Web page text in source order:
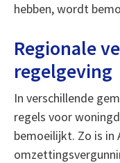
hebben, wordt
Regionale
regelgeving
In verschillende
regels voor
bemoeilijkt. Zo is in